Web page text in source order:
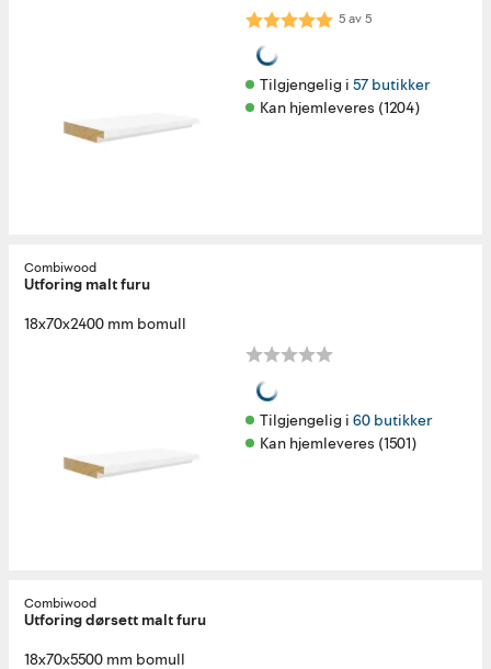
Karakter: 5.0 av 5 mulige
5av5
Tilgjengelig i 57 butikker
Kan hjemleveres (1204)
Combiwood
Utforing malt furu
18x70x2400 mm bomull
Tilgjengelig i 60 butikker
Kan hjemleveres (1501)
Combiwood
Utforing dørsett malt furu
18x70x5500 mm bomull